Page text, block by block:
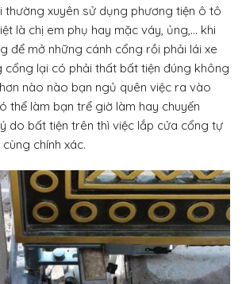
thường xuyên sử dụng phương tiện ô tô
là chị em phụ hay mặc váy, ủng,… khi
để mở những cánh cổng rồi phải lái xe
lại có phải thất bất tiện đúng không
nào nào bạn ngủ quên việc ra vào
thể làm bạn trể giờ làm hay chuyến
do bất tiện trên thì việc lắp cửa cổng tự
chính xác.